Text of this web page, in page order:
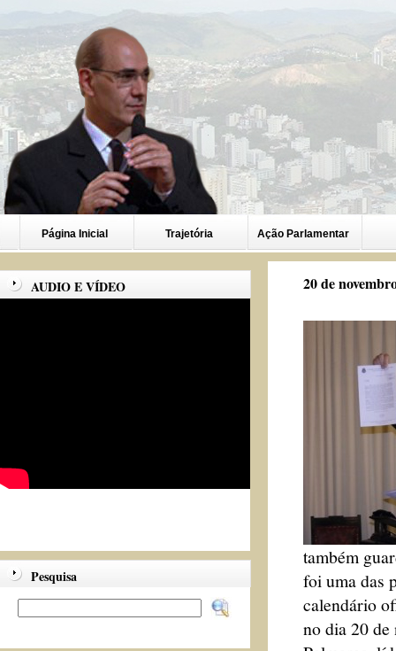
Página Inicial Trajetória Ação Parlamentar
AUDIO E VÍDEO
Pesquisa
20 de
também
foi uma das
calendário
no dia 20